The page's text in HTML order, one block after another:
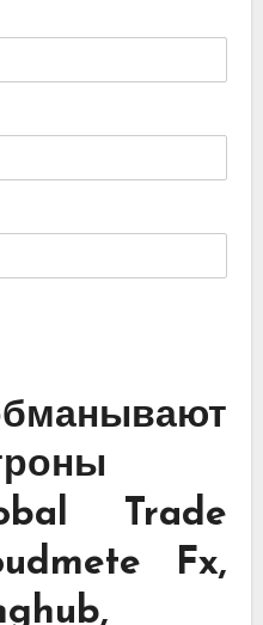
Trade
Fx,